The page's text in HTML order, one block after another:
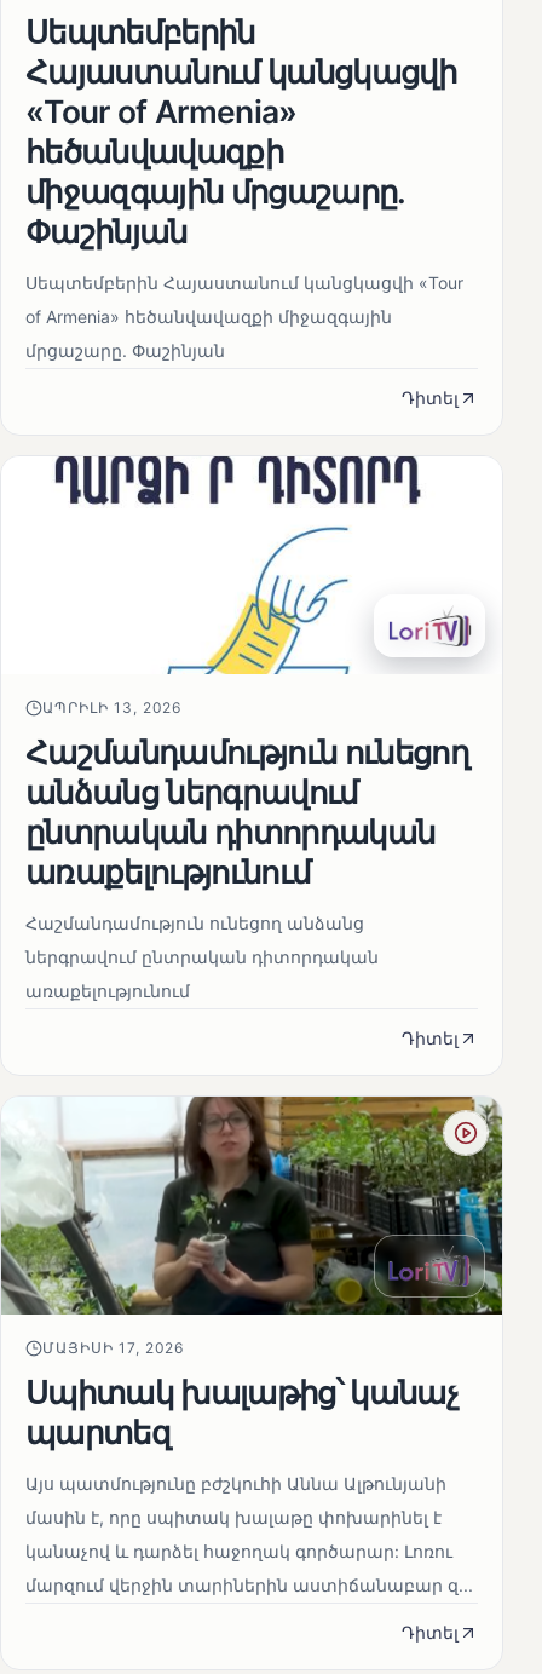
Սեպտեմբերին
Հայաստանում կանցկացվի
«Tour of Armenia»
հեծանվավազքի
միջազգային մրցաշարը.
Փաշինյան
Սեպտեմբերին Հայաստանում կանցկացվի «Tour
of Armenia» հեծանվավազքի միջազգային
մրցաշարը. Փաշինյան
Դիտել
ԱՊՐԻԼԻ 13, 2026
Հաշմանդամություն ունեցող
անձանց ներգրավում
ընտրական դիտորդական
առաքելությունում
Հաշմանդամություն ունեցող անձանց
ներգրավում ընտրական դիտորդական
առաքելությունում
Դիտել
ՄԱՅԻՍԻ 17, 2026
Սպիտակ խալաթից՝ կանաչ
պարտեզ
Այս պատմությունը բժշկուհի Աննա Ալթունյանի
մասին է, որը սպիտակ խալաթը փոխարինել է
կանաչով և դարձել հաջողակ գործարար: Լոռու
մարզում վերջին տարիներին աստիճանաբար զ...
Դիտել